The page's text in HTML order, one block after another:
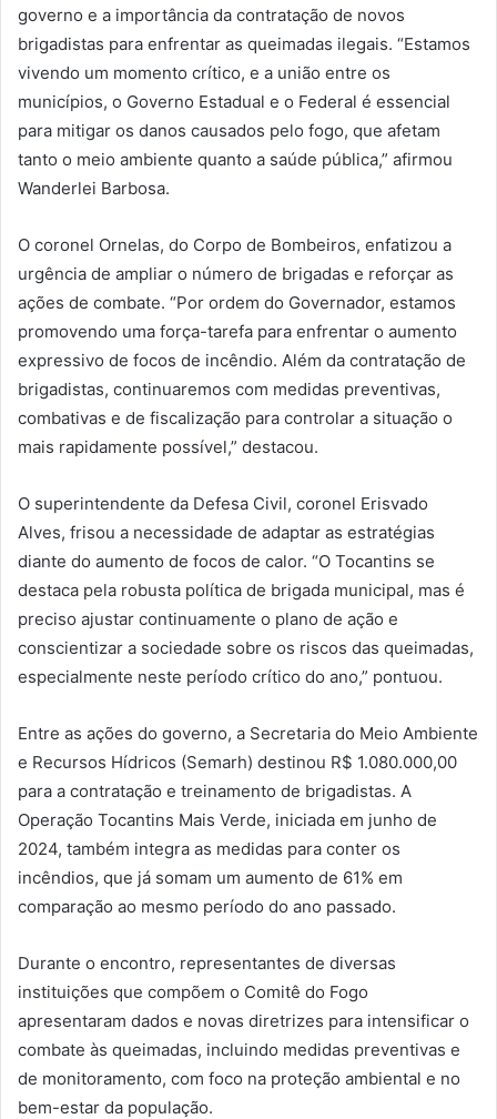
governo e a importância da contratação de novos
brigadistas para enfrentar as queimadas ilegais. “Estamos
vivendo um momento crítico, e a união entre os
municípios, o Governo Estadual e o Federal é essencial
para mitigar os danos causados pelo fogo, que afetam
tanto o meio ambiente quanto a saúde pública,” afirmou
Wanderlei Barbosa.
O coronel Ornelas, do Corpo de Bombeiros, enfatizou a
urgência de ampliar o número de brigadas e reforçar as
ações de combate. “Por ordem do Governador, estamos
promovendo uma força-tarefa para enfrentar o aumento
expressivo de focos de incêndio. Além da contratação de
brigadistas, continuaremos com medidas preventivas,
combativas e de fiscalização para controlar a situação o
mais rapidamente possível,” destacou.
O superintendente da Defesa Civil, coronel Erisvado
Alves, frisou a necessidade de adaptar as estratégias
diante do aumento de focos de calor. “O Tocantins se
destaca pela robusta política de brigada municipal, mas é
preciso ajustar continuamente o plano de ação e
conscientizar a sociedade sobre os riscos das queimadas,
especialmente neste período crítico do ano,” pontuou.
Entre as ações do governo, a Secretaria do Meio Ambiente
e Recursos Hídricos (Semarh) destinou R$ 1.080.000,00
para a contratação e treinamento de brigadistas. A
Operação Tocantins Mais Verde, iniciada em junho de
2024, também integra as medidas para conter os
incêndios, que já somam um aumento de 61% em
comparação ao mesmo período do ano passado.
Durante o encontro, representantes de diversas
instituições que compõem o Comitê do Fogo
apresentaram dados e novas diretrizes para intensificar o
combate às queimadas, incluindo medidas preventivas e
de monitoramento, com foco na proteção ambiental e no
bem-estar da população.